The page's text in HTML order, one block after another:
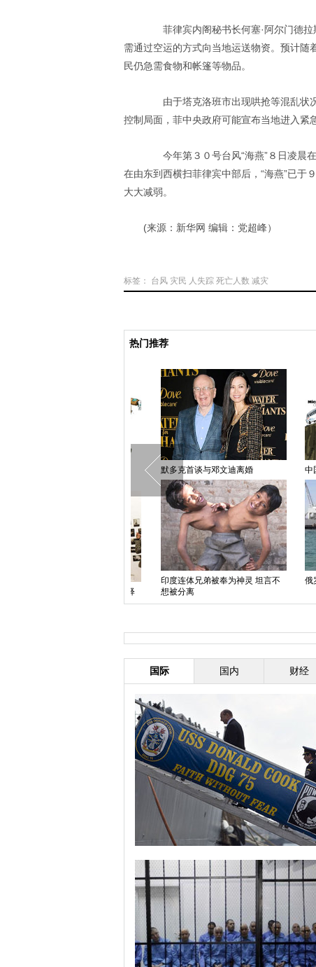
菲律宾内阁秘书长何塞·阿尔门德拉
需通过空运的方式向当地运送物资。预计
民仍急需食物和帐篷等物品。
由于塔克洛班市出现哄抢等混乱状
控制局面，菲中央政府可能宣布当地进入紧
今年第３０号台风“海燕”８日凌晨在
在由东到西横扫菲律宾中部后，“海燕”已于
大大减弱。
(来源：新华网 编辑：党超峰）
标签： 台风 灾民 人失踪 死亡人数 减灾
热门推荐
默多克首谈与邓文迪离婚 中国日
印度连体兄弟被奉为神灵 坦言不
想被分离
俄罗斯
国际 国内 财经